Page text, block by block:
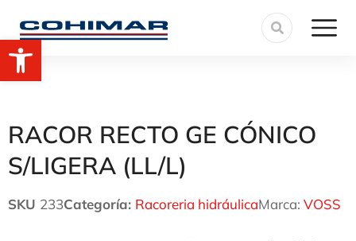
RACOR RECTO GE CÓNICO
S/LIGERA (LL/L)
SKU 233Categoría: Racoreria hidráulicaMarca: VOSS
Abrir barra de herramientas